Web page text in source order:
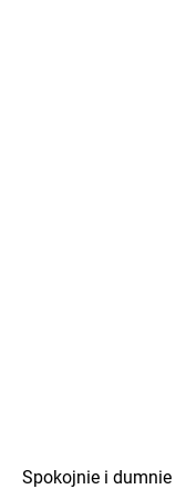
Spokojnie i